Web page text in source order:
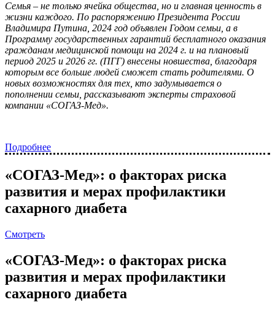
Семья – не только ячейка общества, но и главная ценность в
жизни каждого. По распоряжению Президента России
Владимира Путина, 2024 год объявлен Годом семьи, а в
Программу государственных гарантий бесплатного оказания
гражданам медицинской помощи на 2024 г. и на плановый
период 2025 и 2026 гг. (ПГГ) внесены новшества, благодаря
которым все больше людей сможет стать родителями. О
новых возможностях для тех, кто задумывается о
пополнении семьи, рассказывают эксперты страховой
компании «СОГАЗ-Мед».
Подробнее
«СОГАЗ-Мед»: о факторах риска
развития и мерах профилактики
сахарного диабета
Смотреть
«СОГАЗ-Мед»: о факторах риска
развития и мерах профилактики
сахарного диабета